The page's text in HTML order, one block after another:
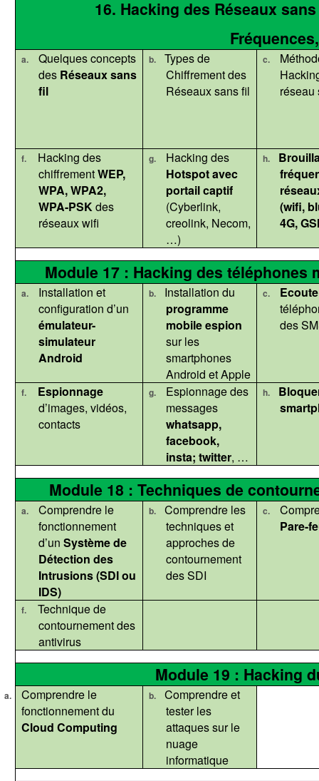
16. Hacking des Réseaux
a.
Quelques concepts
des Réseaux sans
fil
b.
Types de
Chiffrement des
Réseaux sans fil
c.
réseau
f.
Hacking des
chiffrementWEP,
WPA, WPA2,
WPA-PSKdes
réseaux wifi
g.
Hacking des
Hotspot avec
portailcaptif
(Cyberlink,
creolink, Necom,
…)
h.
(wifi,
4G,
Module 17 : Hacking des
a.
Installation et
configuration d’un
émulateur-
simulateur
Android
b.
Installation du
programme
mobile espion
sur les
smartphones
Android et Apple
c. Ecoute
des
f.
Espionnage
d’images, vidéos,
contacts
g. Espionnagedes
messages
whatsapp,
facebook,
insta; twitter, …
h.
Module 18 : Techniques de
a.
Comprendre le
fonctionnement
d’un Système de
Détection des
Intrusions (SDI ou
IDS)
b.
Comprendre les
techniques et
approches de
contournement
des SDI
c.
Pare-
f.
Technique de
contournement des
antivirus
Module 19 : Hacking
a.
Comprendre le
fonctionnement du
Cloud Computing
b.
Comprendre et
tester les
attaques sur le
nuage
informatique